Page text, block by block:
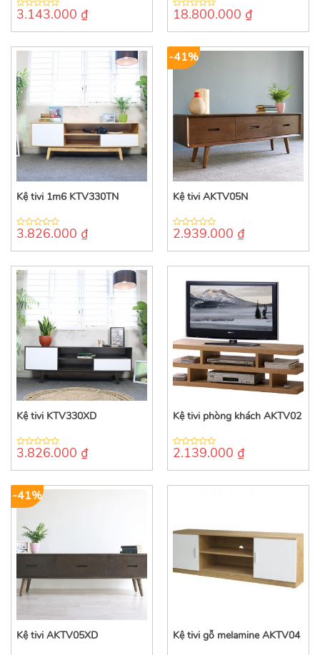
0
of
3.143.000 ₫
0
of
18.800.000 ₫
Kệ tivi 1m6 KTV330TN
0
of
3.826.000 ₫
-41%
Kệ tivi AKTV05N
0
of
2.939.000 ₫
Kệ tivi KTV330XD
0
of
3.826.000 ₫
Kệ tivi phòng khách AKTV02
0
of
2.139.000 ₫
-41%
Kệ tivi AKTV05XD Kệ tivi gỗ melamine AKTV04